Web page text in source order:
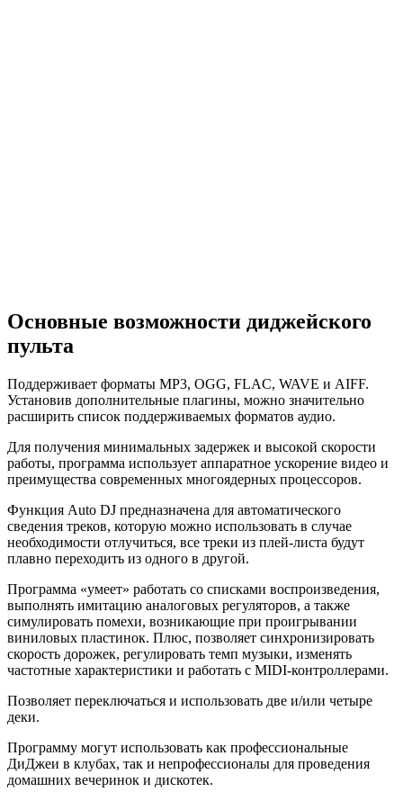
Основные возможности диджейского
пульта
Поддерживает форматы MP3, OGG, FLAC, WAVE и AIFF.
Установив дополнительные плагины, можно значительно
расширить список поддерживаемых форматов аудио.
Для получения минимальных задержек и высокой скорости
работы, программа использует аппаратное ускорение видео и
преимущества современных многоядерных процессоров.
Функция Auto DJ предназначена для автоматического
сведения треков, которую можно использовать в случае
необходимости отлучиться, все треки из плей-листа будут
плавно переходить из одного в другой.
Программа «умеет» работать со списками воспроизведения,
выполнять имитацию аналоговых регуляторов, а также
симулировать помехи, возникающие при проигрывании
виниловых пластинок. Плюс, позволяет синхронизировать
скорость дорожек, регулировать темп музыки, изменять
частотные характеристики и работать с MIDI-контроллерами.
Позволяет переключаться и использовать две и/или четыре
деки.
Программу могут использовать как профессиональные
ДиДжеи в клубах, так и непрофессионалы для проведения
домашних вечеринок и дискотек.